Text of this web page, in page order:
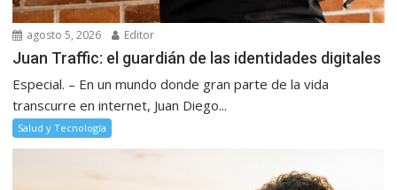
agosto 5, 2026 Editor
Juan Traffic: el guardián de las identidades digitales
Especial. – En un mundo donde gran parte de la vida
transcurre en internet, Juan Diego...
Salud y Tecnología